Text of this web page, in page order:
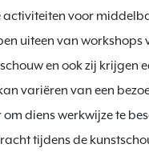
activiteiten voor
uiteen van
en ook zij krijgen
variëren van een
diens werkwijze te
tijdens de